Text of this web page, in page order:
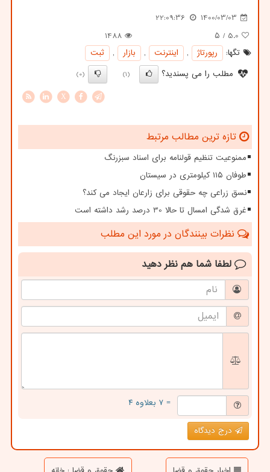
1400/03/03
22:09:36
5.0 / ۵
1488
تگها:
رپورتاژ , اینترنت , بازار ,
ثبت
مطلب را می پسندید؟
(1)
(0)
X
تازه ترین مطالب مرتبط
ممنوعیت تنظیم قولنامه برای اسناد سبزرنگ
طوفان ۱۱۵ کیلومتری در سیستان
نسق زراعی چه حقوقی برای زارعان ایجاد می کند؟
غرق شدگی امسال تا حالا 30 درصد رشد داشته است
نظرات بینندگان در مورد این مطلب
لطفا شما هم نظر دهید
= ۷ بعلاوه ۴
درج دیدگاه